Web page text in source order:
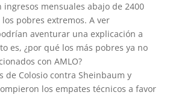
mensuales abajo de 2400
los pobres extremos. A ver
aventurar una explicación a
es, ¿por qué los más pobres ya no
con AMLO?
de Colosio contra Sheinbaum y
los empates técnicos a favor